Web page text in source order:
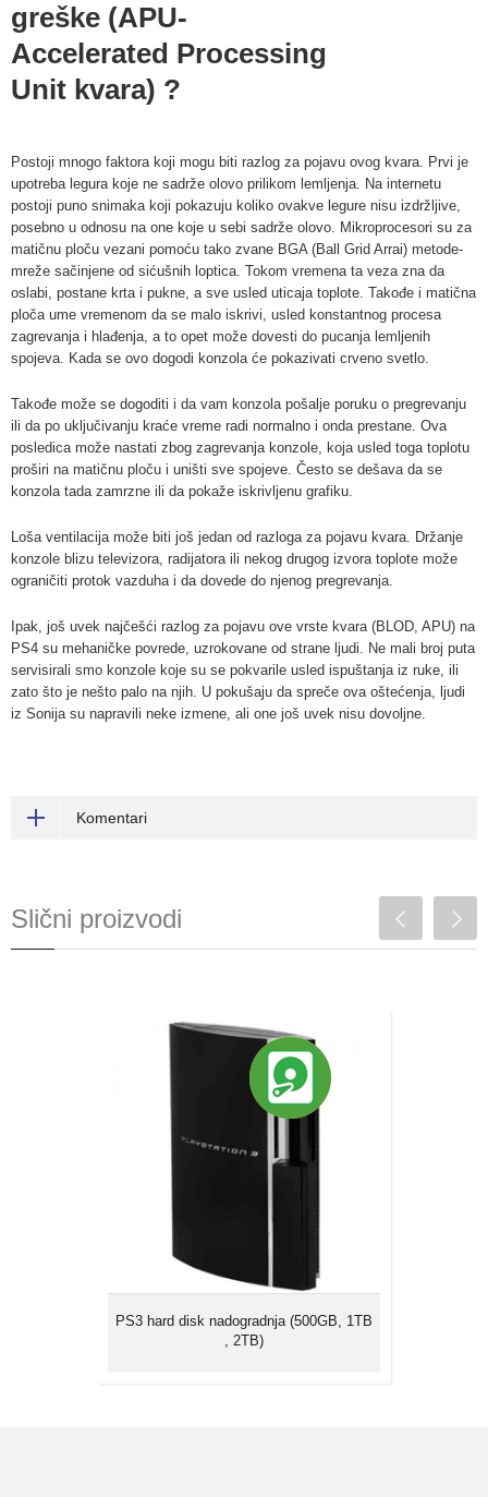
greške (APU-
Accelerated Processing
Unit kvara) ?
Postoji mnogo faktora koji mogu biti razlog za pojavu ovog kvara. Prvi je
upotreba legura koje ne sadrže olovo prilikom lemljenja. Na internetu
postoji puno snimaka koji pokazuju koliko ovakve legure nisu izdržljive,
posebno u odnosu na one koje u sebi sadrže olovo. Mikroprocesori su za
matičnu ploču vezani pomoću tako zvane BGA (Ball Grid Arrai) metode-
mreže sačinjene od sićušnih loptica. Tokom vremena ta veza zna da
oslabi, postane krta i pukne, a sve usled uticaja toplote. Takođe i matična
ploča ume vremenom da se malo iskrivi, usled konstantnog procesa
zagrevanja i hlađenja, a to opet može dovesti do pucanja lemljenih
spojeva. Kada se ovo dogodi konzola će pokazivati crveno svetlo.
Takođe može se dogoditi i da vam konzola pošalje poruku o pregrevanju
ili da po uključivanju kraće vreme radi normalno i onda prestane. Ova
posledica može nastati zbog zagrevanja konzole, koja usled toga toplotu
proširi na matičnu ploču i uništi sve spojeve. Često se dešava da se
konzola tada zamrzne ili da pokaže iskrivljenu grafiku.
Loša ventilacija može biti još jedan od razloga za pojavu kvara. Držanje
konzole blizu televizora, radijatora ili nekog drugog izvora toplote može
ograničiti protok vazduha i da dovede do njenog pregrevanja.
Ipak, još uvek najčešći razlog za pojavu ove vrste kvara (BLOD, APU) na
PS4 su mehaničke povrede, uzrokovane od strane ljudi. Ne mali broj puta
servisirali smo konzole koje su se pokvarile usled ispuštanja iz ruke, ili
zato što je nešto palo na njih. U pokušaju da spreče ova oštećenja, ljudi
iz Sonija su napravili neke izmene, ali one još uvek nisu dovoljne.
Komentari
Slični proizvodi
PS3 hard disk nadogradnja (500GB, 1TB
, 2TB)
PS3 hard disk
nadogradnja (500GB,
1TB , 2TB)
Sama tehnologije izrade hard diskova
(HDD) i softvera, je takva da se nažalost,
često dešavaju kvarovi na njima. Loša ili
uzrok problema, kao i presnimavanje